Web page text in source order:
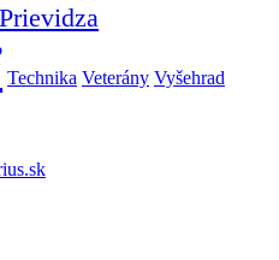
Prievidza
Technika Veterány Vyšehrad